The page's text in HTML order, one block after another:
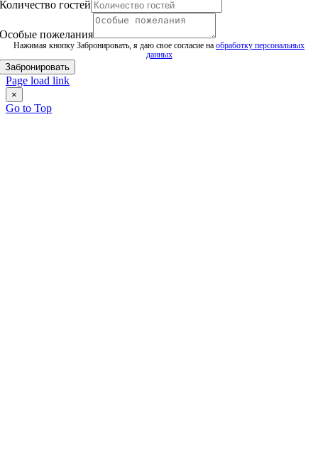
Количество гостей
Особые пожелания
Особые
Дата
Нажимая кнопку Забронировать, я даю свое согласие на обработку персональных
данных
Забронировать
Page load link
×
Go to Top